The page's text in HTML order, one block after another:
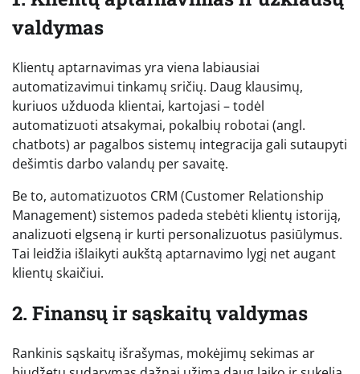
valdymas
Klientų aptarnavimas yra viena labiausiai
automatizavimui tinkamų sričių. Daug klausimų,
kuriuos užduoda klientai, kartojasi – todėl
automatizuoti atsakymai, pokalbių robotai (angl.
chatbots) ar pagalbos sistemų integracija gali sutaupyti
dešimtis darbo valandų per savaitę.
Be to, automatizuotos CRM (Customer Relationship
Management) sistemos padeda stebėti klientų istoriją,
analizuoti elgseną ir kurti personalizuotus pasiūlymus.
Tai leidžia išlaikyti aukštą aptarnavimo lygį net augant
klientų skaičiui.
2. Finansų ir sąskaitų valdymas
Rankinis sąskaitų išrašymas, mokėjimų sekimas ar